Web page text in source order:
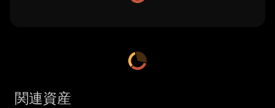
関連資産